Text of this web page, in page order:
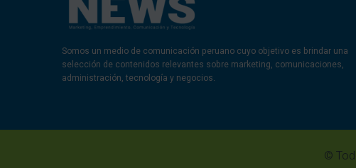
Somos un medio de comunicación peruano cuyo objetivo es brindar una
selección de contenidos relevantes sobre marketing, comunicaciones,
administración, tecnología y negocios.
©